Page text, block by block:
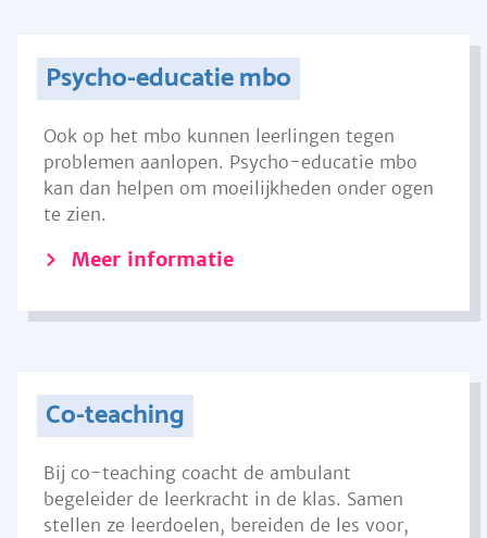
Psycho-educatie mbo
Ook op het mbo kunnen leerlingen tegen
problemen aanlopen. Psycho-educatie mbo
kan dan helpen om moeilijkheden onder ogen
te zien.
Meer informatie
Co-teaching
Bij co-teaching coacht de ambulant
begeleider de leerkracht in de klas. Samen
stellen ze leerdoelen, bereiden de les voor,